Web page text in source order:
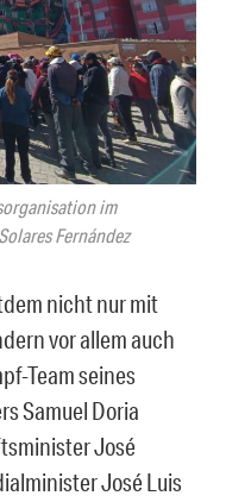
im
Fernández
nicht nur mit
vor allem auch
Team seines
Samuel Doria
José
José Luis